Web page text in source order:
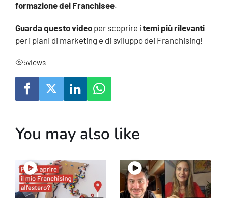
formazione dei Franchisee.
Guarda questo video per scoprire i temi più rilevanti
per i piani di marketing e di sviluppo dei Franchising!
5views
You may also like